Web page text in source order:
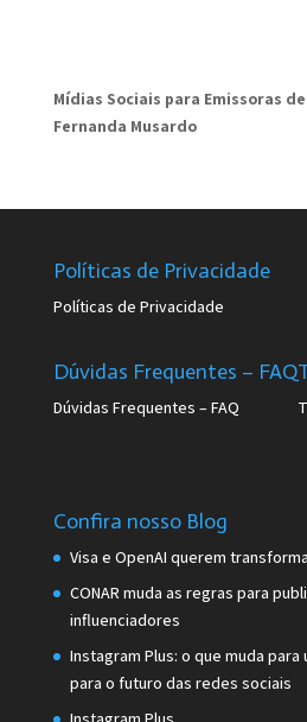
Mídias Sociais para Emissoras
Fernanda Musardo
Políticas de Privacidade
Políticas de Privacidade
Dúvidas Frequentes – FAQ
Dúvidas Frequentes – FAQ
Confira nosso Blog
Visa e OpenAI querem
CONAR muda as regras para
influenciadores
Instagram Plus: o que muda
para o futuro das redes sociais